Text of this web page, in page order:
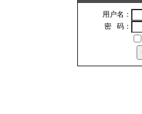
用户名：
密 码：